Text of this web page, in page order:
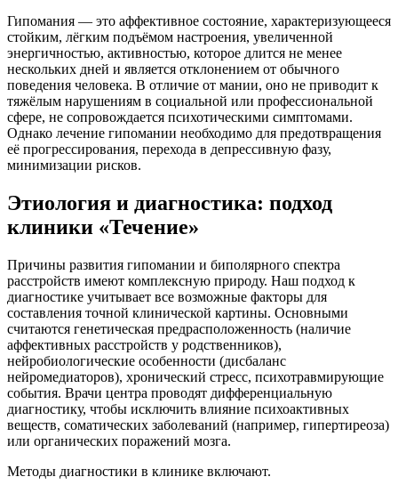
Гипомания — это аффективное состояние, характеризующееся
стойким, лёгким подъёмом настроения, увеличенной
энергичностью, активностью, которое длится не менее
нескольких дней и является отклонением от обычного
поведения человека. В отличие от мании, оно не приводит к
тяжёлым нарушениям в социальной или профессиональной
сфере, не сопровождается психотическими симптомами.
Однако лечение гипомании необходимо для предотвращения
её прогрессирования, перехода в депрессивную фазу,
минимизации рисков.
Этиология и диагностика: подход
клиники «Течение»
Причины развития гипомании и биполярного спектра
расстройств имеют комплексную природу. Наш подход к
диагностике учитывает все возможные факторы для
составления точной клинической картины. Основными
считаются генетическая предрасположенность (наличие
аффективных расстройств у родственников),
нейробиологические особенности (дисбаланс
нейромедиаторов), хронический стресс, психотравмирующие
события. Врачи центра проводят дифференциальную
диагностику, чтобы исключить влияние психоактивных
веществ, соматических заболеваний (например, гипертиреоза)
или органических поражений мозга.
Методы диагностики в клинике включают.